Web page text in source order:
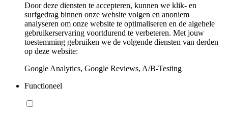
Door deze diensten te accepteren, kunnen we klik- en
surfgedrag binnen onze website volgen en anoniem
analyseren om onze website te optimaliseren en de algehele
gebruikerservaring voortdurend te verbeteren. Met jouw
toestemming gebruiken we de volgende diensten van derden
op deze website:
Google Analytics, Google Reviews, A/B-Testing
Functioneel